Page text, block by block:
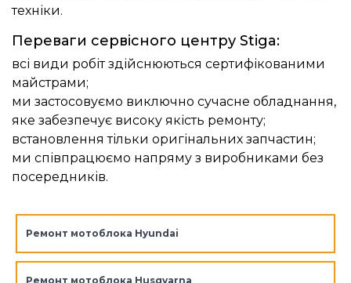
техніки.
Переваги сервісного центру Stiga:
всі види робіт здійснюються сертифікованими
майстрами;
ми застосовуємо виключно сучасне обладнання,
яке забезпечує високу якість ремонту;
встановлення тільки оригінальних запчастин;
ми співпрацюємо напряму з виробниками без
посередників.
Ремонт мотоблока Hyundai
Ремонт мотоблока Husqvarna